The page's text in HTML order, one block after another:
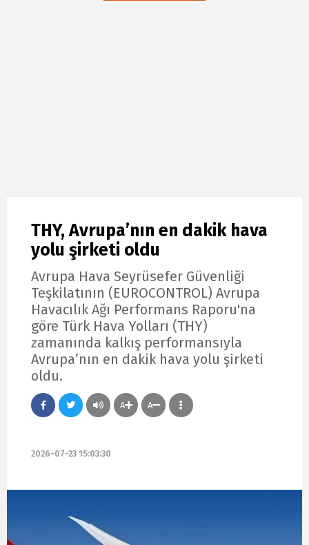
THY, Avrupa’nın en dakik hava
yolu şirketi oldu
Avrupa Hava Seyrüsefer Güvenliği
Teşkilatının (EUROCONTROL) Avrupa
Havacılık Ağı Performans Raporu'na
göre Türk Hava Yolları (THY)
zamanında kalkış performansıyla
Avrupa’nın en dakik hava yolu şirketi
oldu.
A A
2026-07-23 15:03:30